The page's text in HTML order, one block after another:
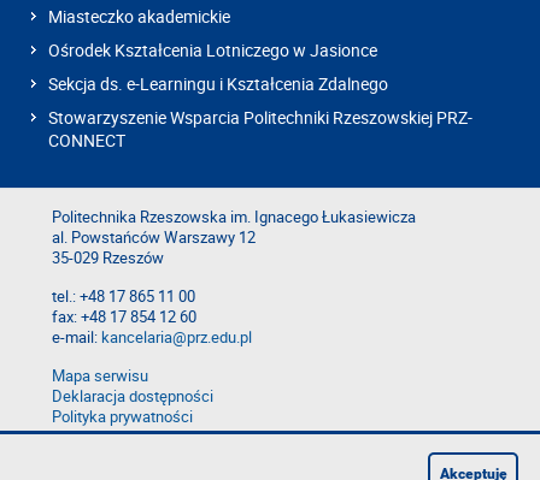
Miasteczko akademickie
Ośrodek Kształcenia Lotniczego w Jasionce
Sekcja ds. e-Learningu i Kształcenia Zdalnego
Stowarzyszenie Wsparcia Politechniki Rzeszowskiej PRZ-
CONNECT
Politechnika Rzeszowska im. Ignacego Łukasiewicza
al. Powstańców Warszawy 12
35-029 Rzeszów
tel.: +48 17 865 11 00
fax: +48 17 854 12 60
e-mail:kancelaria@prz.edu.pl
Mapa serwisu
Deklaracja dostępności
Polityka prywatności
Zgłoś błąd na stronie
Akceptuję